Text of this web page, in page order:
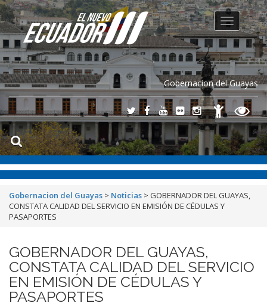
Gobernacion del Guayas
Toggle
navigation
Gobernacion del Guayas > Noticias > GOBERNADOR DEL GUAYAS,
CONSTATA CALIDAD DEL SERVICIO EN EMISIÓN DE CÉDULAS Y
PASAPORTES
GOBERNADOR DEL GUAYAS,
CONSTATA CALIDAD DEL SERVICIO
EN EMISIÓN DE CÉDULAS Y
PASAPORTES